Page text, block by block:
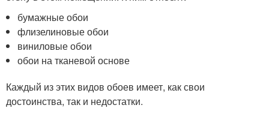
бумажные обои
флизелиновые обои
виниловые обои
обои на тканевой основе
Каждый из этих видов обоев имеет, как свои
достоинства, так и недостатки.